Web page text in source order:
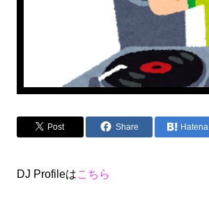
Post Share Hatena
DJ Profileはこちら